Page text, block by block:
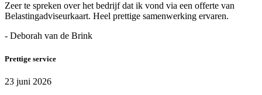
Zeer te spreken over het bedrijf dat ik vond via een offerte van
Belastingadviseurkaart. Heel prettige samenwerking ervaren.
- Deborah van de Brink
Prettige service
23 juni 2026